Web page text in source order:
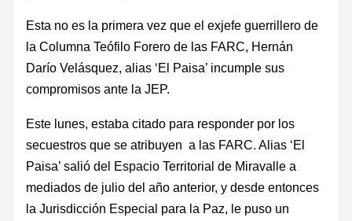
Esta no es la primera vez que el exjefe guerrillero de
la Columna Teófilo Forero de las FARC, Hernán
Darío Velásquez, alias ‘El Paisa’ incumple sus
compromisos ante la JEP.
Este lunes, estaba citado para responder por los
secuestros que se atribuyen a las FARC. Alias ‘El
Paisa’ salió del Espacio Territorial de Miravalle a
mediados de julio del año anterior, y desde entonces
la Jurisdicción Especial para la Paz, le puso un